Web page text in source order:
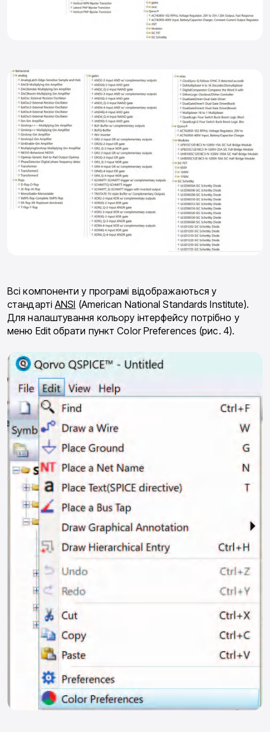
Всі компоненти у програмі відображаються у
стандарті ANSI (American National Standards Insti­tute).
Для налаштування кольору інтерфейсу потріб­но у
меню Edit обрати пункт Color Preferences (рис. 4).